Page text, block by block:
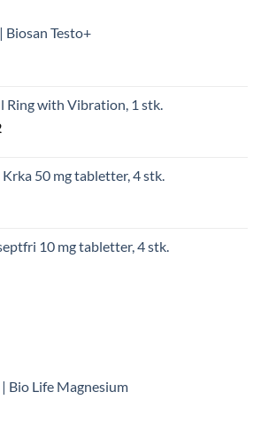
Biosan Testo+
Ring with Vibration, 1 stk.
50 mg tabletter, 4 stk.
10 mg tabletter, 4 stk.
Bio Life Magnesium